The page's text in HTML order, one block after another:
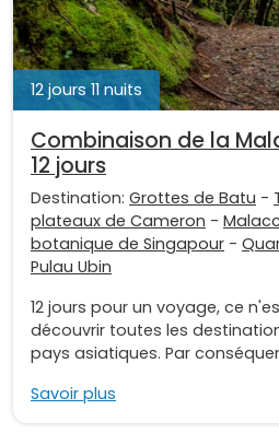
12 jours 11 nuits
Combinaison de la
12 jours
Destination: Grottes de Batu -
plateaux de Cameron -
botanique de Singapour -
Pulau Ubin
12 jours pour un voyage, ce
découvrir toutes les
pays asiatiques. Par
Savoir plus